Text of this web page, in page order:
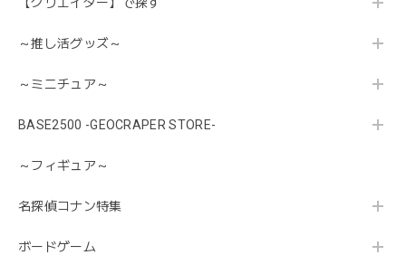
【クリエイター】で探す
～推し活グッズ～
～ミニチュア～
BASE2500 -GEOCRAPER STORE-
～フィギュア～
名探偵コナン特集
ボードゲーム